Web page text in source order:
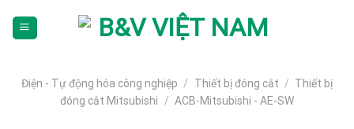
dịch)Điện - Tự động hóa công nghiệp / Thiết bị đóng cắt / Thiết bị
đóng cắt Mitsubishi
/ ACB-Mitsubishi - AE-SW